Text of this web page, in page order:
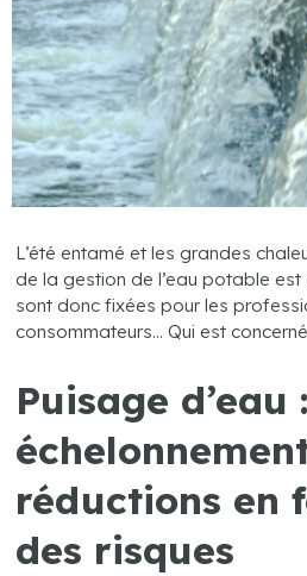
L’été entamé et les grandes
de la gestion de l’eau potable
sont donc fixées pour les
consommateurs… Qui est
Puisage d’eau
réductions en
des risques